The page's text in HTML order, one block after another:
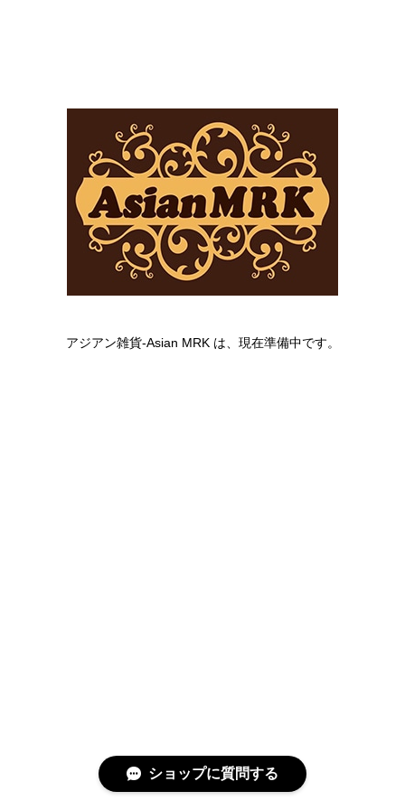
アジアン雑貨-Asian MRK は、現在準備中です。
ショップに質問する